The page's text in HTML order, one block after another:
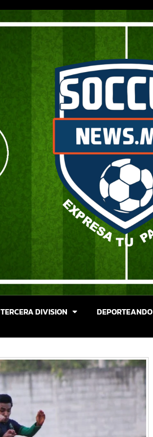
TERCERA DIVISION DEPORTEANDO